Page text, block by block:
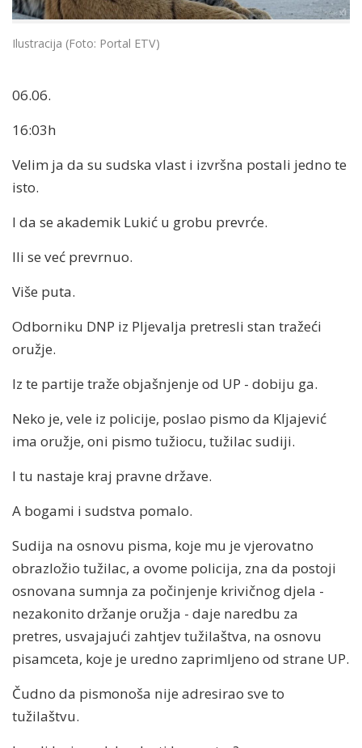
Ilustracija (Foto: Portal ETV)
06.06.
16:03h
Velim ja da su sudska vlast i izvršna postali jedno te
isto.
I da se akademik Lukić u grobu prevrće.
Ili se već prevrnuo.
Više puta.
Odborniku DNP iz Pljevalja pretresli stan tražeći
oružje.
Iz te partije traže objašnjenje od UP - dobiju ga.
Neko je, vele iz policije, poslao pismo da Kljajević
ima oružje, oni pismo tužiocu, tužilac sudiji.
I tu nastaje kraj pravne države.
A bogami i sudstva pomalo.
Sudija na osnovu pisma, koje mu je vjerovatno
obrazložio tužilac, a ovome policija, zna da postoji
osnovana sumnja za počinjenje krivičnog djela -
nezakonito držanje oružja - daje naredbu za
pretres, usvajajući zahtjev tužilaštva, na osnovu
pisamceta, koje je uredno zaprimljeno od strane UP.
Čudno da pismonoša nije adresirao sve to
tužilaštvu.